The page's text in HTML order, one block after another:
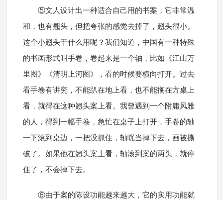
⑤文人设计出一种适合自己用的书案，它非常温
和，也有翘头，但把夸张的感觉去掉了，翘头很小。
这个小翘头干什么用呢？我们知道，中国有一种特殊
的书画形式叫手卷，卷起来是一个轴，比如《江山万
里图》《清明上河图》，看的时候要横向打开。过去
看手卷有讲究，不能趴在地上看，也不能搁在方桌上
看，就得在这种翘头案上看。我曾遇到一个附庸风雅
的人，得到一幅手卷，急忙在桌子上打开，手卷的轴
一下滚到桌边，一把没抓住，轴咣当掉下去，画被撕
破了。如果他在翘头案上看，轴滚到案的两头，就停
住了，不会掉下去。
⑥由于案的陈设功能越来越大，它的实用功能就